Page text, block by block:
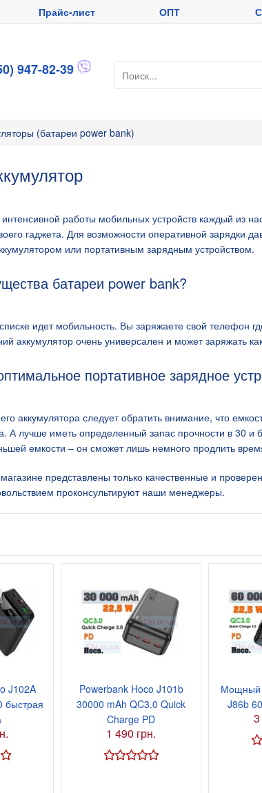
Прайс-лист ОПТ
947-82-39
(батареи power bank)
работы мобильных устройств каждый из
гаджета. Для возможности оперативной зарядки
или портативным зарядным устройством.
батареи power bank?
идет мобильность. Вы заряжаете свой телефон
аккумулятор очень универсален и может заряжать
портативное зарядное
аккумулятора следует обратить внимание, что
А лучше иметь определенный запас прочности в 30 и
емкости – он сможет лишь немного продлить
представлены только качественные и
проконсультируют наши менеджеры.
J102A
быстрая
Powerbank Hoco J101b
30000 mAh QC3.0 Quick
Charge PD
1 490 грн.
Мощный
J86b